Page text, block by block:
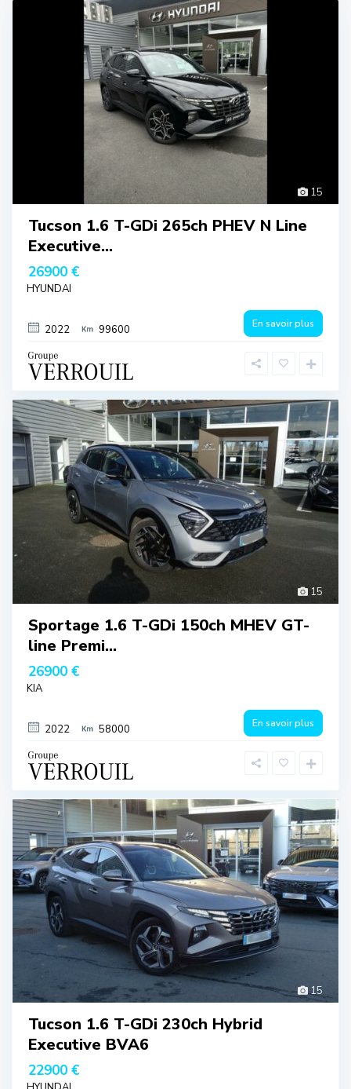
15
Tucson 1.6 T-GDi 265ch PHEV N Line
Executive...
26900 €
HYUNDAI
2022 99600 En savoir plus
15
Sportage 1.6 T-GDi 150ch MHEV GT-
line Premi...
26900 €
KIA
2022 58000 En savoir plus
15
Tucson 1.6 T-GDi 230ch Hybrid
Executive BVA6
22900 €